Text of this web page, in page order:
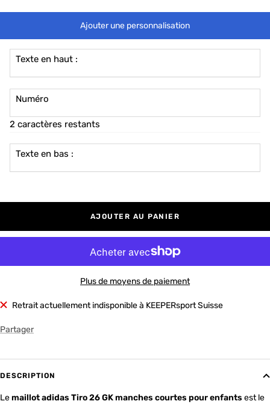
Ajouter une personnalisation
Texte en haut :
Numéro
2 caractères restants
Texte en bas :
AJOUTER AU PANIER
Plus de moyens de paiement
Retrait actuellement indisponible à KEEPERsport Suisse
Partager
DESCRIPTION
Lemaillot adidas Tiro 26 GK manches courtes pour enfants est le